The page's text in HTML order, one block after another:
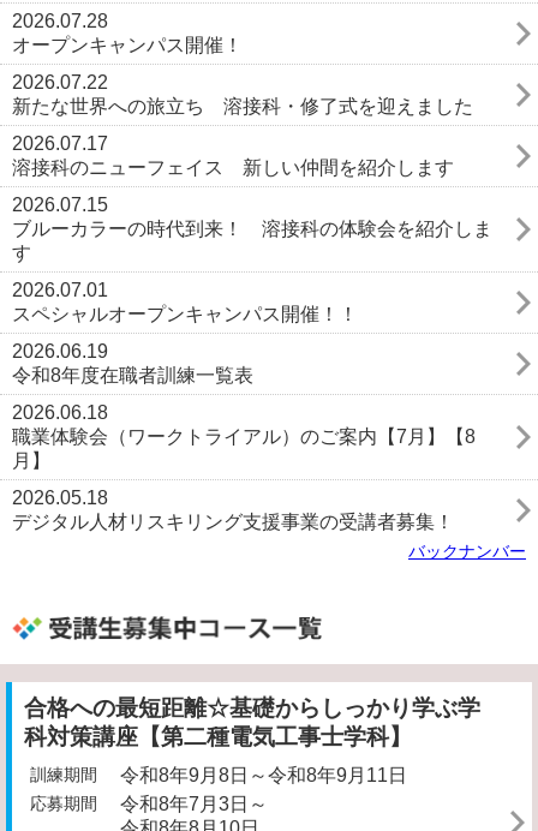
2026.07.28
オープンキャンパス開催！
2026.07.22
新たな世界への旅立ち 溶接科・修了式を迎えました
2026.07.17
溶接科のニューフェイス 新しい仲間を紹介します
2026.07.15
ブルーカラーの時代到来！ 溶接科の体験会を紹介しま
す
2026.07.01
スペシャルオープンキャンパス開催！！
2026.06.19
令和8年度在職者訓練一覧表
2026.06.18
職業体験会（ワークトライアル）のご案内【7月】【8
月】
2026.05.18
デジタル人材リスキリング支援事業の受講者募集！
バックナンバー
合格への最短距離☆基礎からしっかり学ぶ学
科対策講座【第二種電気工事士学科】
訓練期間 令和8年9月8日～令和8年9月11日
応募期間
令和8年7月3日～